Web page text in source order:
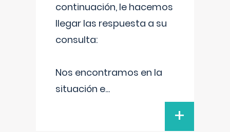
continuación, le hacemos
llegar las respuesta a su
consulta:
Nos encontramos en la
situación e...
+